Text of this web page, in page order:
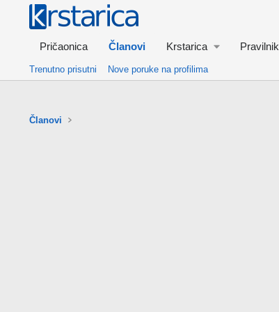
Pričaonica Članovi Krstarica Pravilnik
Trenutno prisutni Nove poruke na profilima
Članovi